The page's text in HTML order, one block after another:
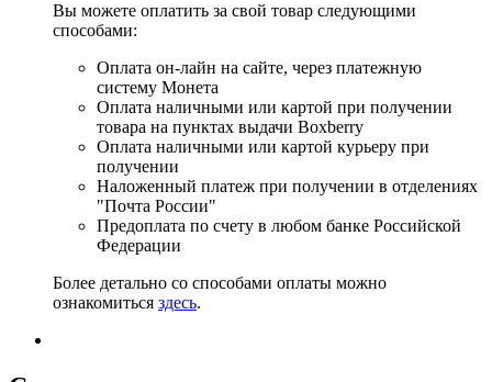
Вы можете оплатить за свой товар следующими
способами:
Оплата он-лайн на сайте, через платежную
систему Монета
Оплата наличными или картой при получении
товара на пунктах выдачи Boxberry
Оплата наличными или картой курьеру при
получении
Наложенный платеж при получении в отделениях
"Почта России"
Предоплата по счету в любом банке Российской
Федерации
Более детально со способами оплаты можно
ознакомиться здесь.